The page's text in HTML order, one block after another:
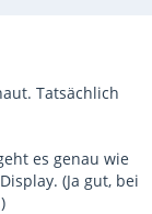
Tatsächlich
es genau wie
(Ja gut, bei